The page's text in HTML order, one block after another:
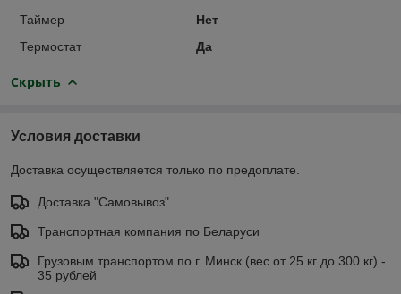
Таймер
Нет
Термостат
Да
Скрыть
Условия доставки
Доставка осуществляется только по предоплате.
Доставка "Самовывоз"
Транспортная компания по Беларуси
Грузовым транспортом по г. Минск (вес от 25 кг до 300 кг) -
35 рублей